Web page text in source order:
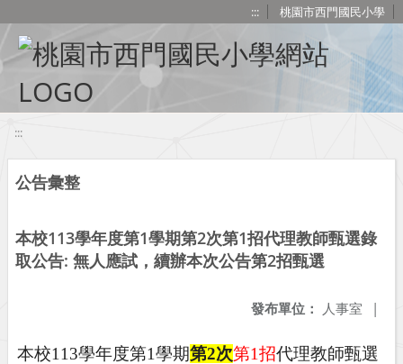
::: 桃園市西門國民小學
:::
公告彙整
本校113學年度第1學期第2次第1招代理教師甄選錄
取公告: 無人應試，續辦本次公告第2招甄選
發布單位： 人事室 |
本校113學年度第1學期第2次第1招代理教師甄選